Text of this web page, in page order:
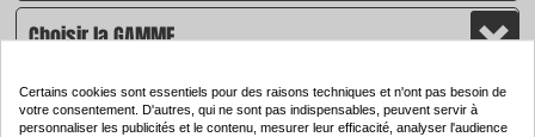
Certains cookies sont essentiels pour des raisons techniques et n'ont pas besoin de
votre consentement. D'autres, qui ne sont pas indispensables, peuvent servir à
personnaliser les publicités et le contenu, mesurer leur efficacité, analyser l'audience